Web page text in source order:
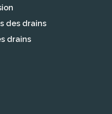
des drains
drains